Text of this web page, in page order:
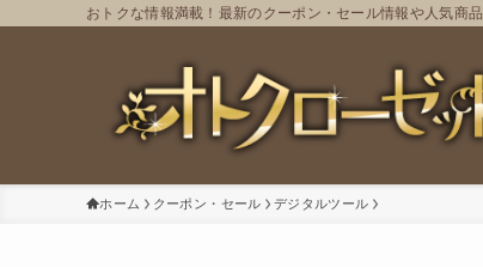
おトクな情報満載！最新のクーポン・セール情報や人気商
ホーム クーポン・セール デジタルツール